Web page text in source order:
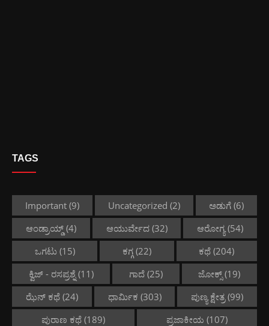
TAGS
Important (9) Uncategorized (2) ಅಡುಗೆ (6)
ಆಂಡ್ರಾಯ್ಡ್(4) ಆಯುರ್ವೇದ(32) ಆರೋಗ್ಯ (54)
ಒಗಟು(15) ಕಗ್ಗ(22) ಕಥೆ (204)
ಕ್ವಿಜ್ - ರಸಪ್ರಶ್ನೆ (11) ಗಾದೆ(25) ಜೋಕ್ಸ್ (19)
ಝೆನ್ ಕಥೆ(24) ಧಾರ್ಮಿಕ (303) ಪುಣ್ಯ ಕ್ಷೇತ್ರ(99)
ಪುರಾಣ ಕಥೆ (189) ಪ್ರಜಾಕೀಯ (107)